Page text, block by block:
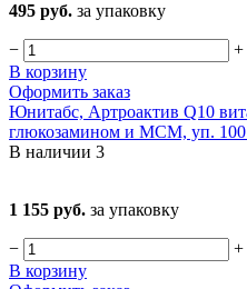
495 руб. за упаковку
− +
В корзину
Оформить заказ
Юнитабс, Артроактив Q10
глюкозамином и МСМ, уп. 100
В наличии 3
1 155 руб. за упаковку
− +
В корзину